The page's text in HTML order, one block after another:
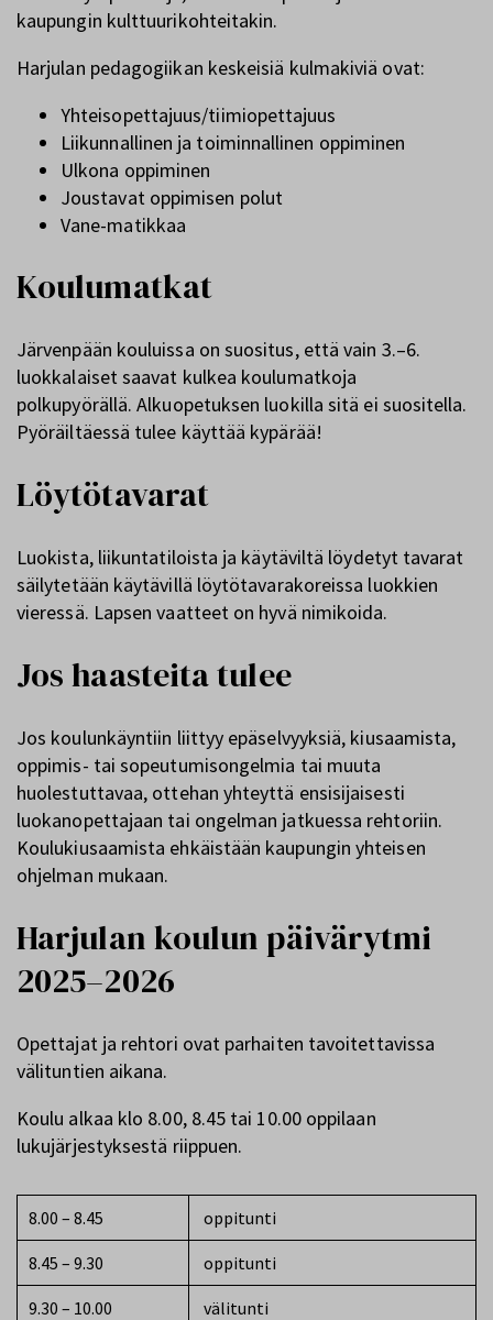
kaupungin kulttuurikohteitakin.
Harjulan pedagogiikan keskeisiä kulmakiviä ovat:
Yhteisopettajuus/tiimiopettajuus
Liikunnallinen ja toiminnallinen oppiminen
Ulkona oppiminen
Joustavat oppimisen polut
Vane-matikkaa
Koulumatkat
Järvenpään kouluissa on suositus, että vain 3.–6.
luokkalaiset saavat kulkea koulumatkoja
polkupyörällä. Alkuopetuksen luokilla sitä ei suositella.
Pyöräiltäessä tulee käyttää kypärää!
Löytötavarat
Luokista, liikuntatiloista ja käytäviltä löydetyt tavarat
säilytetään käytävillä löytötavarakoreissa luokkien
vieressä. Lapsen vaatteet on hyvä nimikoida.
Jos haasteita tulee
Jos koulunkäyntiin liittyy epäselvyyksiä, kiusaamista,
oppimis- tai sopeutumisongelmia tai muuta
huolestuttavaa, ottehan yhteyttä ensisijaisesti
luokanopettajaan tai ongelman jatkuessa rehtoriin.
Koulukiusaamista ehkäistään kaupungin yhteisen
ohjelman mukaan.
Harjulan koulun päivärytmi
2025–2026
Opettajat ja rehtori ovat parhaiten tavoitettavissa
välituntien aikana.
Koulu alkaa klo 8.00, 8.45 tai 10.00 oppilaan
lukujärjestyksestä riippuen.
8.00 – 8.45 oppitunti
8.45 – 9.30 oppitunti
9.30 – 10.00 välitunti